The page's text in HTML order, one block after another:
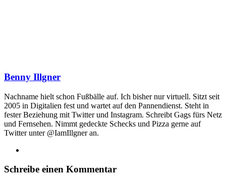
Benny Illgner
Nachname hielt schon Fußbälle auf. Ich bisher nur virtuell. Sitzt seit
2005 in Digitalien fest und wartet auf den Pannendienst. Steht in
fester Beziehung mit Twitter und Instagram. Schreibt Gags fürs Netz
und Fernsehen. Nimmt gedeckte Schecks und Pizza gerne auf
Twitter unter @IamIllgner an.
Schreibe einen Kommentar